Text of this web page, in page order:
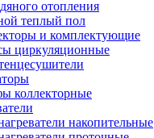
отопления
теплый пол
и комплектующие
циркуляционные
коллекторные
накопительные